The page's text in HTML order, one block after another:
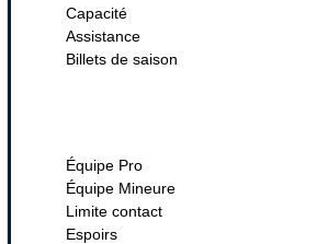
Capacité
Assistance
Billets de saison
Équipe Pro
Équipe Mineure
Limite contact
Espoirs